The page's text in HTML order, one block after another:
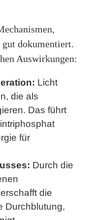
dokumentiert.
Auswirkungen:
Licht
die als
Das führt
für
Durch die
die
Durchblutung,